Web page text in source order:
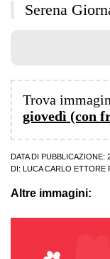
Serena
Trova
giovedì (con
DATA DI PUBBLICAZIONE:
DI:
LUCA CARLO ETTORE
Altre immagini: